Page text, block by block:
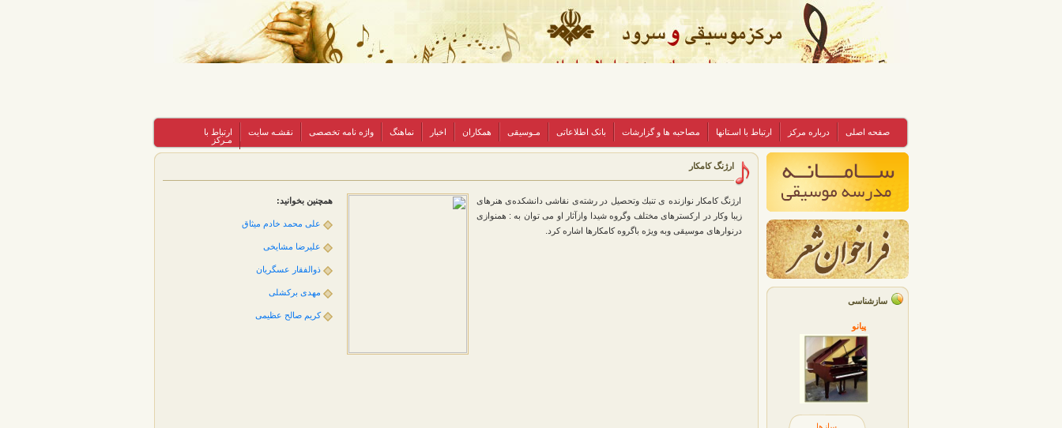
صفحه اصلی درباره مرکز ارتباط با اسـتانها مصاحبه ها و گزارشات بانک اطلاعاتی مـوسیقی همکاران اخبار نماهنگ واژه نامه تخصصی نقشـه سایت
ارتباط با
مـرکز
سازشناسی
پیانو
ارژنگ کامکار
ارژنگ كامكار نوازنده ی تنبك وتحصیل در رشته‌ی نقاشی دانشكده‌ی هنرهای
زیبا وكار در اركسترهای مختلف وگروه شیدا وازآثار او می توان به‌ : همنوازی
درنوارهای موسیقی وبه ویژه باگروه كامكارها اشاره كرد.
همچنین بخوانید:
علی محمد خادم میثاق
علیرضا مشایخی
ذوالفقار عسگریان
مهدی بركشلی
کریم صالح عظیمی